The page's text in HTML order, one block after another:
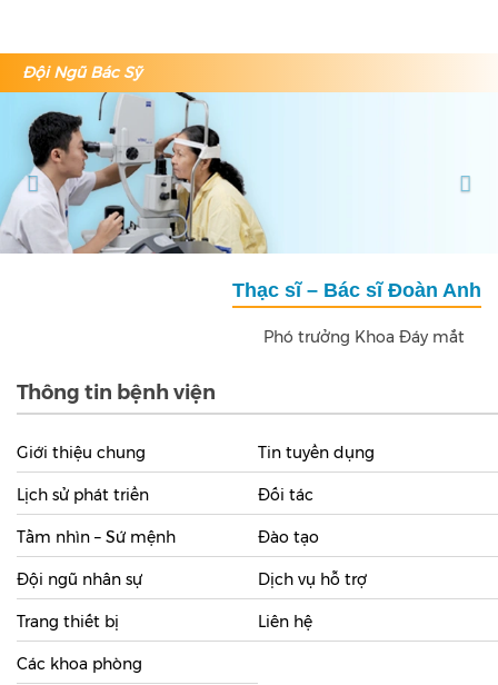
Đội Ngũ Bác Sỹ
Bác sĩ CKII
Trưởng khoa Đáy mắtThạc sĩ – Bác sĩ Đoàn Anh
Phó trưởng Khoa Đáy mắt
Previous
Thông tin bệnh viện
Giới thiệu chung
Lịch sử phát triển
Tầm nhìn – Sứ mệnh
Đội ngũ nhân sự
Trang thiết bị
Các khoa phòng
Tin tuyển dụng
Đối tác
Đào tạo
Dịch vụ hỗ trợ
Liên hệ